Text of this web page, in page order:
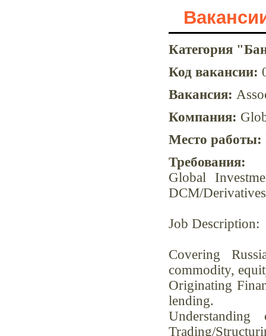
Категория
Код вакансии:
Вакансия:
Компания:
Место работы:
Требования:
Global
DCM/
Job Description:
Covering
commodity,
Originating
lending.
Trading/